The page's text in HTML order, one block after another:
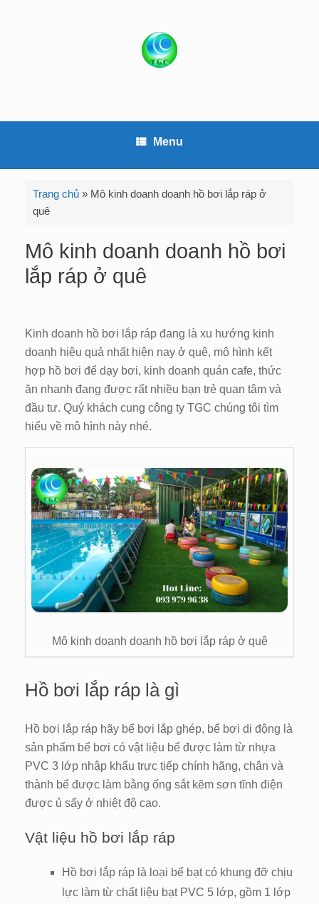
Menu
Trang chủ » Mô kinh doanh doanh hồ bơi lắp ráp ở
quê
Mô kinh doanh doanh hồ bơi
lắp ráp ở quê
Kinh doanh hồ bơi lắp ráp đang là xu hướng kinh
doanh hiệu quả nhất hiện nay ở quê, mô hình kết
hợp hồ bơi để dạy bơi, kinh doanh quán cafe, thức
ăn nhanh đang được rất nhiều bạn trẻ quan tâm và
đầu tư. Quý khách cung công ty TGC chúng tôi tìm
hiểu về mô hình này nhé.
Mô kinh doanh doanh hồ bơi lắp ráp ở quê
Hồ bơi lắp ráp là gì
Hồ bơi lắp ráp hãy bể bơi lắp ghép, bể bơi di động là
sản phẩm bể bơi có vật liệu bể được làm từ nhựa
PVC 3 lớp nhập khẩu trực tiếp chính hãng, chân và
thành bể được làm bằng ống sắt kẽm sơn tĩnh điện
được ủ sấy ở nhiệt độ cao.
Vật liệu hồ bơi lắp ráp
Hồ bơi lắp ráp là loại bể bạt có khung đỡ chịu
lực làm từ chất liệu bạt PVC 5 lớp, gồm 1 lớp